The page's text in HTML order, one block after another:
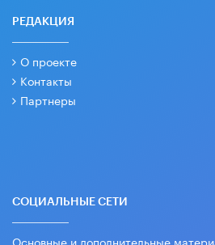
РЕДАКЦИЯ
О проекте
Контакты
Партнеры
СОЦИАЛЬНЫЕ СЕТИ
Основные и дополнительные